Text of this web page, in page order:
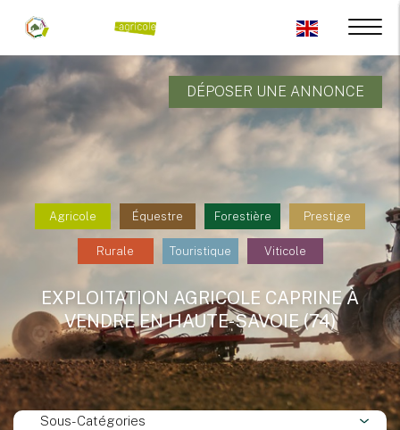
DÉPOSER UNE ANNONCE
Agricole Équestre Forestière Prestige
Rurale Touristique Viticole
EXPLOITATION AGRICOLE CAPRINE À
VENDRE EN HAUTE-SAVOIE (74)
Sous-Catégories